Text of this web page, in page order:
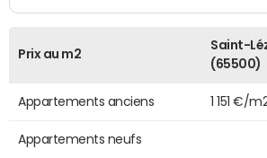
Prix au m2
Saint-
(65500)
Appartements anciens 1 151 €/
Appartements neufs